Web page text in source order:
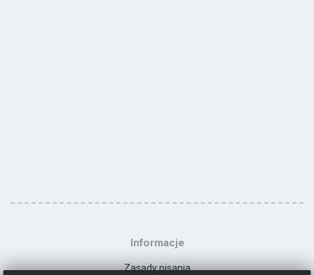
Informacje
Zasady pisania